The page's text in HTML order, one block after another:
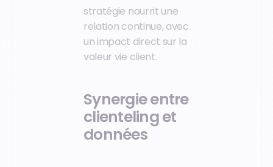
stratégie nourrit une
relation continue, avec
un impact direct sur la
valeur vie client.
Synergie entre
clienteling et
données